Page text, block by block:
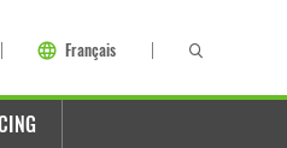
Français